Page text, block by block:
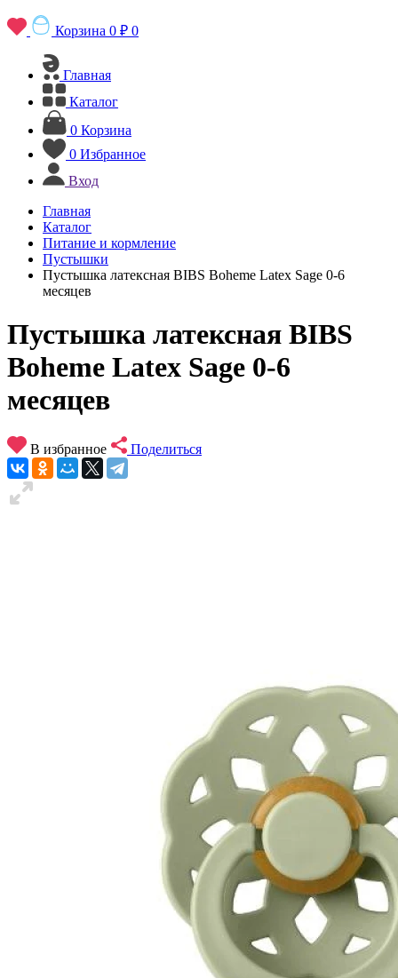
Корзина 0 ₽ 0
Главная
Каталог
0 Корзина
0 Избранное
Вход
Главная
Каталог
Питание и кормление
Пустышки
Пустышка латексная BIBS Boheme Latex Sage 0-6
месяцев
Пустышка латексная BIBS
Boheme Latex Sage 0-6
месяцев
В избранное Поделиться